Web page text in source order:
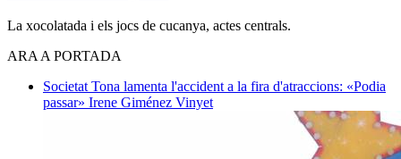
La xocolatada i els jocs de cucanya, actes centrals.
ARA A PORTADA
Societat Tona lamenta l'accident a la fira d'atraccions: «Podia
passar» Irene Giménez Vinyet